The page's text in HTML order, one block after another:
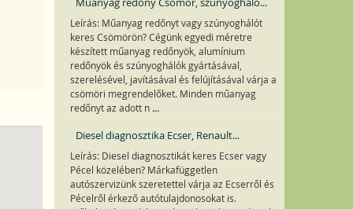
Leírás: Műanyag redőnyt vagy szúnyoghálót
keres Csömörön? Cégünk egyedi méretre
készített műanyag redőnyök, alumínium
redőnyök és szúnyoghálók gyártásával,
szerelésével, javításával és felújításával várja a
csömöri megrendelőket. Minden műanyag
redőnyt az adott n ...
Diesel diagnosztika Ecser, Renault...
Leírás: Diesel diagnosztikát keres Ecser vagy
Pécel közelében? Márkafüggetlen
autószervizünk szeretettel várja az Ecserről és
Pécelről érkező autótulajdonosokat is.